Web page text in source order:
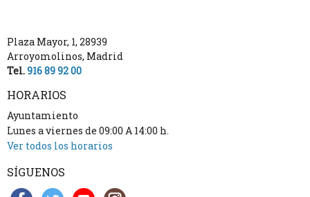
Plaza Mayor, 1, 28939
Arroyomolinos, Madrid
Tel.916 89 92 00
HORARIOS
Ayuntamiento
Lunes a viernes de 09:00 A 14:00 h.
Ver todos los horarios
SÍGUENOS